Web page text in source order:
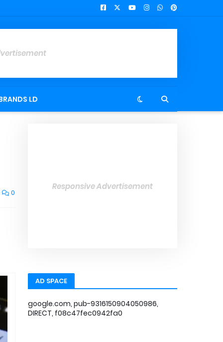
LD
0
Responsive Advertisement
AD SPACE
google.com, pub-9316150904050986,
DIRECT, f08c47fec0942fa0